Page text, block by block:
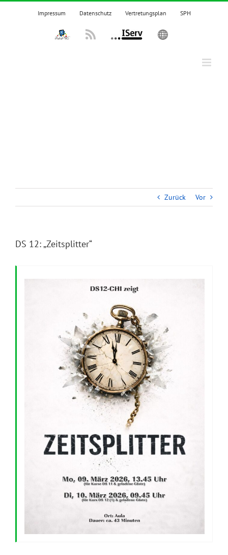
Zum
Impressum Datenschutz Vertretungsplan SPH
IPadsTKSRss IServ English
Zurück Vor
DS 12: „Zeitsplitter“